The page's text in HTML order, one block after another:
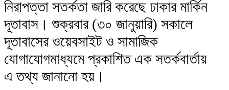
নিরাপত্তা সতর্কতা জারি করেছে ঢাকার মার্কিন
দূতাবাস। শুক্রবার (৩০ জানুয়ারি) সকালে
দূতাবাসের ওয়েবসাইট ও সামাজিক
যোগাযোগমাধ্যমে প্রকাশিত এক সতর্কবার্তায়
এ তথ্য জানানো হয়।